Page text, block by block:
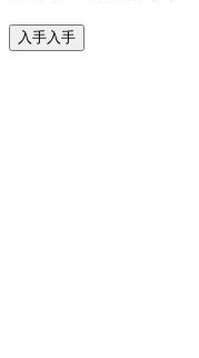
入手入手